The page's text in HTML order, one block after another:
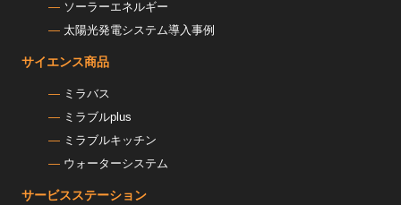
ソーラーエネルギー
太陽光発電システム導入事例
サイエンス商品
ミラバス
ミラブルplus
ミラブルキッチン
ウォーターシステム
サービスステーション